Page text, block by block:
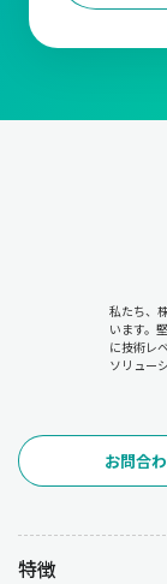
私たち、
います。
に技術レ
ソリュー
お問合
特徴